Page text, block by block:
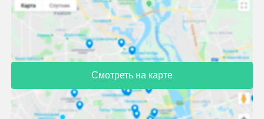
Смотреть на карте